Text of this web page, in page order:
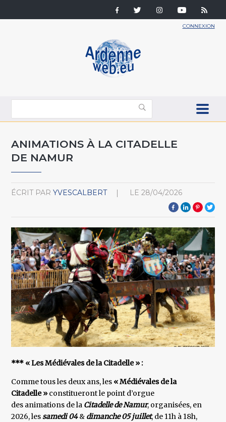
CONNEXION
ANIMATIONS À LA CITADELLE
DE NAMUR
ÉCRIT PAR YVESCALBERT LE 28/04/2026
*** « Les Médiévales de la Citadelle » :
Comme tous les deux ans, les « Médiévales de la
Citadelle » constitueront le point d’orgue
des animations de la Citadelle de Namur, organisées, en
2026, lessamedi 04& dimanche 05 juillet, de 11h à 18h,